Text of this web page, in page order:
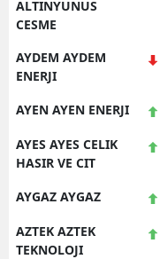
ALTINYUNUS
CESME
AYDEM AYDEM
ENERJI
AYEN AYEN ENERJI
AYES AYES CELIK
HASIR VE CIT
AYGAZ AYGAZ
AZTEK AZTEK
TEKNOLOJI